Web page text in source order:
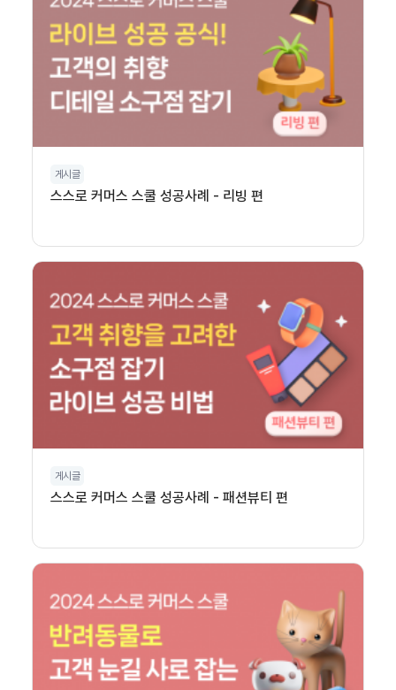
게시글
스스로 커머스 스쿨 성공사례 - 리빙 편
게시글
스스로 커머스 스쿨 성공사례 - 패션뷰티 편